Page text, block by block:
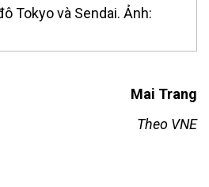
Tokyo và Sendai. Ảnh:
Mai Trang
Theo VNE